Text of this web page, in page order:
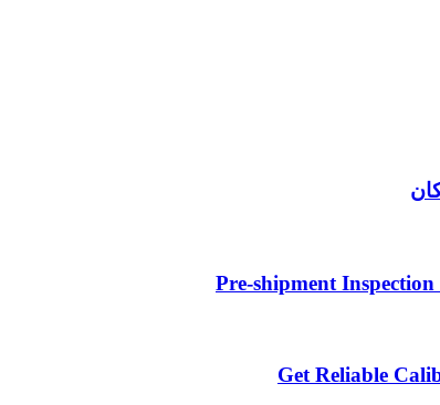
Pre-shipment
Get Reliable